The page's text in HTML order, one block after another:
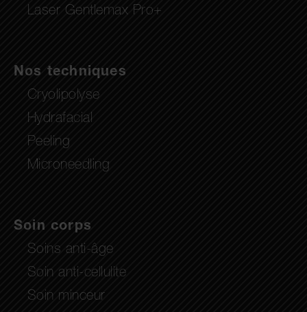
Laser Gentlemax Pro+
Nos techniques
Cryolipolyse
Hydrafacial
Peeling
Microneedling
Soin corps
Soins anti-âge
Soin anti-cellulite
Soin minceur